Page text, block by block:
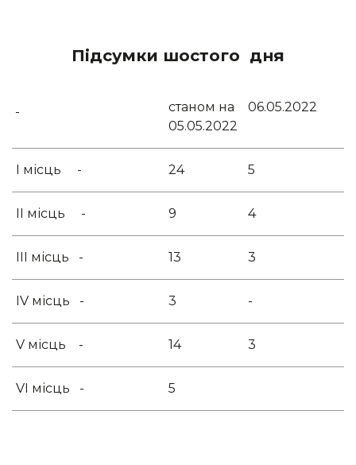
Підсумки шостого дня
станом на
05.05.2022
06.05.2022
І місць - 24 5
ІІ місць - 9 4
ІІІ місць - 13 3
IV місць - 3 -
V місць - 14 3
VI місць - 5